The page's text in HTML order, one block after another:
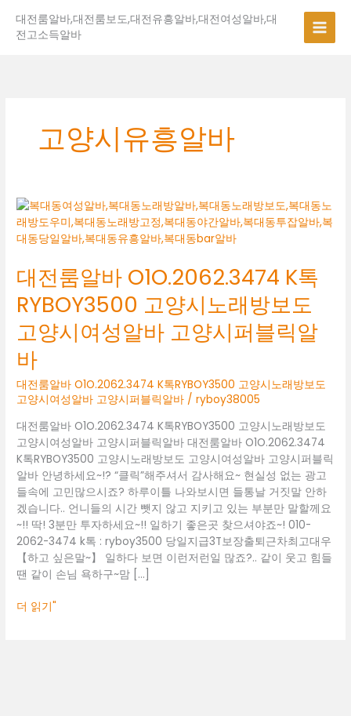
대전룸알바,대전룸보도,대전유흥알바,대전여성알바,대
전고소득알바
고양시유흥알바
대전룸알바 O1O.2062.3474 K톡
RYBOY3500 고양시노래방보도
고양시여성알바 고양시퍼블릭알
바
대전룸알바 O1O.2062.3474 K톡RYBOY3500 고양시노래방보도
고양시여성알바 고양시퍼블릭알바 /ryboy38005
대전룸알바 O1O.2062.3474 K톡RYBOY3500 고양시노래방보도
고양시여성알바 고양시퍼블릭알바 대전룸알바 O1O.2062.3474
K톡RYBOY3500 고양시노래방보도 고양시여성알바 고양시퍼블릭
알바 안녕하세요~!? “클릭”해주셔서 감사해요~ 현실성 없는 광고
들속에 고민많으시죠? 하루이틀 나와보시면 들통날 거짓말 안하
겠습니다.. 언니들의 시간 뺏지 않고 지키고 있는 부분만 말할께요
~!! 딱! 3분만 투자하세요~!! 일하기 좋은곳 찾으셔야죠~! 010-
2062-3474 k톡 : ryboy3500 당일지급3T보장출퇴근차최고대우
【하고 싶은말~】 일하다 보면 이런저런일 많죠?.. 같이 웃고 힘들
땐 같이 손님 욕하구~맘 […]
대
전
룸
바
O1O.2062.3474
K
RYBOY3500
고
양
시
노
래
방
보
도
고
양
시
여
성
알
바
고
더 읽기"